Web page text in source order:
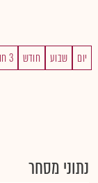
יום שבוע חודש 3 חוד'
נתוני מסחר